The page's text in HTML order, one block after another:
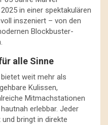
in einer spektakulären
inszeniert – von den
Blockbuster-
alle Sinne
bietet weit mehr als
Kulissen,
Mitmachstationen
erlebbar. Jeder
bringt in direkte